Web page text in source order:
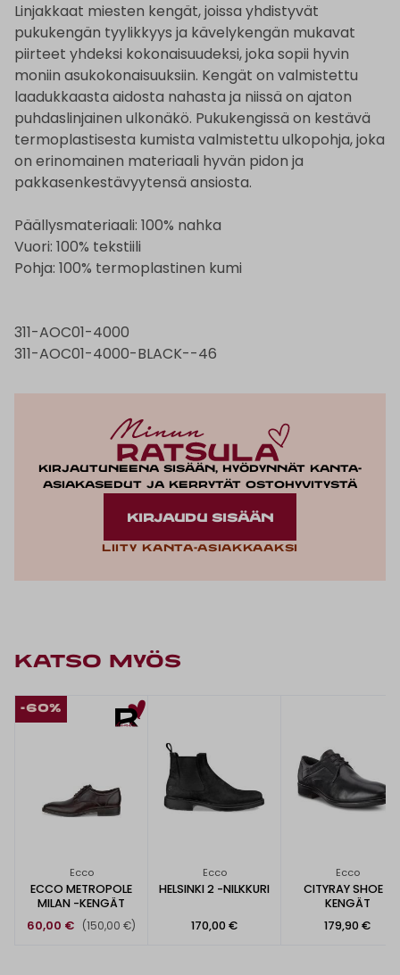
Linjakkaat miesten kengät, joissa yhdistyvät
pukukengän tyylikkyys ja kävelykengän mukavat
piirteet yhdeksi kokonaisuudeksi, joka sopii hyvin
moniin asukokonaisuuksiin. Kengät on valmistettu
laadukkaasta aidosta nahasta ja niissä on ajaton
puhdaslinjainen ulkonäkö. Pukukengissä on kestävä
termoplastisesta kumista valmistettu ulkopohja, joka
on erinomainen materiaali hyvän pidon ja
pakkasenkestävyytensä ansiosta.
Päällysmateriaali: 100% nahka
Vuori: 100% tekstiili
Pohja: 100% termoplastinen kumi
311-AOC01-4000
311-AOC01-4000-BLACK--46
Kirjautuneena sisään, hyödynnät kanta-
asiakasedut ja kerrytät ostohyvitystä
KIRJAUDU SISÄÄN
Liity kanta-asiakkaaksi
KATSO MYÖS
-60%
Ecco
ECCO METROPOLE
MILAN -KENGÄT
60,00 €
(150,00 €)
Ecco
HELSINKI 2 -NILKKURI
170,00 €
Ecco
CITYRAY SHOE -
KENGÄT
179,90 €